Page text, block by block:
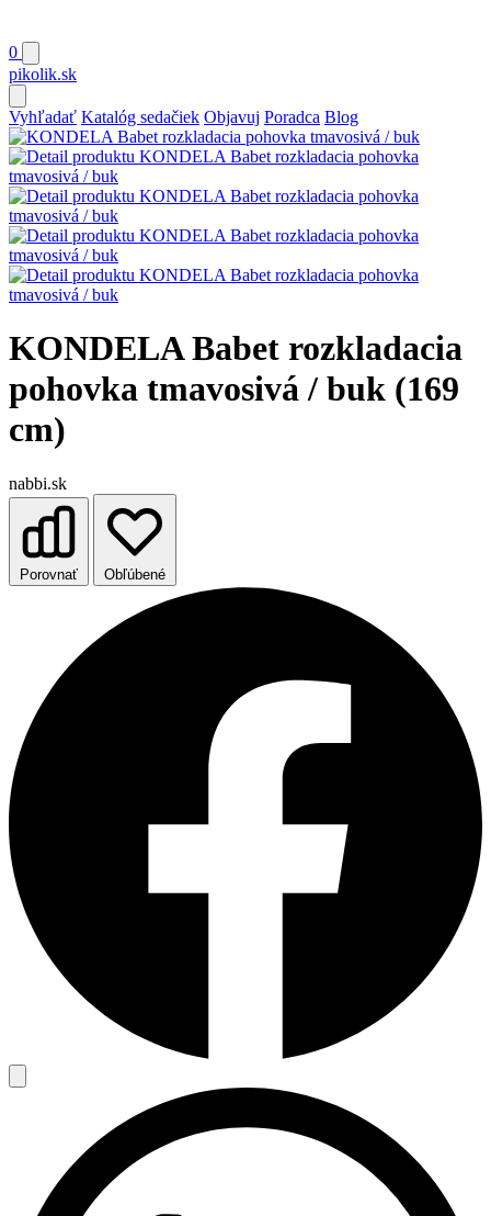
0
pikolik.sk
Vyhľadať Katalóg sedačiek Objavuj Poradca Blog
KONDELA Babet rozkladacia
pohovka tmavosivá / buk (169
cm)
nabbi.sk
Porovnať Obľúbené